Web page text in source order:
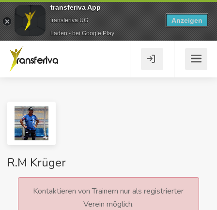
R.M Krüger
Kontaktieren von Trainern nur als registrierter
Verein möglich.
transferiva App
transferiva UG
Laden - bei Google Play
Anzeigen